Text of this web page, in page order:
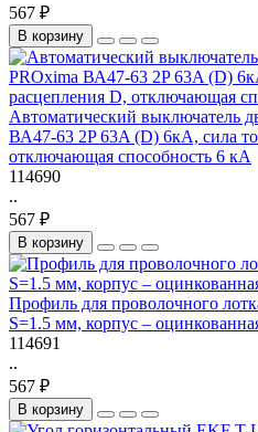
567 ₽
В корзину
Автоматический выключатель
ВА47-63 2P 63A (D) 6кА, сила
отключающая способность 6 кА
114690
..
567 ₽
В корзину
Профиль для проволочного
S=1.5 мм, корпус –
114691
..
567 ₽
В корзину